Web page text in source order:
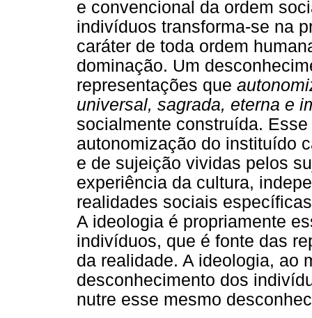
e convencional da ordem
indivíduos transforma-se na
caráter de toda ordem
dominação. Um
representações que
universal, sagrada, eterna e
socialmente construída.
autonomização do instituído
e de sujeição vividas pelos
experiência da cultura,
realidades sociais
A ideologia é propriamente
indivíduos, que é fonte das
da realidade. A ideologia, ao
desconhecimento dos
nutre esse mesmo